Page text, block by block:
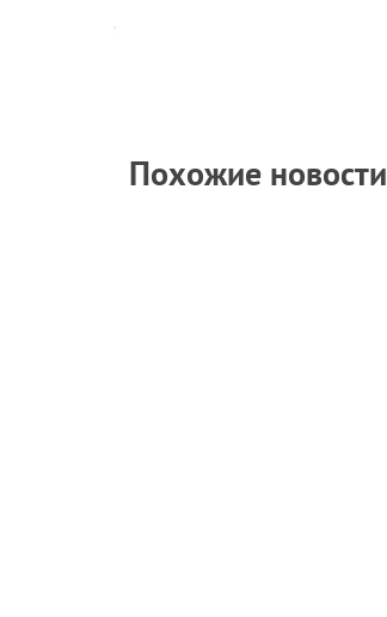
Похожие новости